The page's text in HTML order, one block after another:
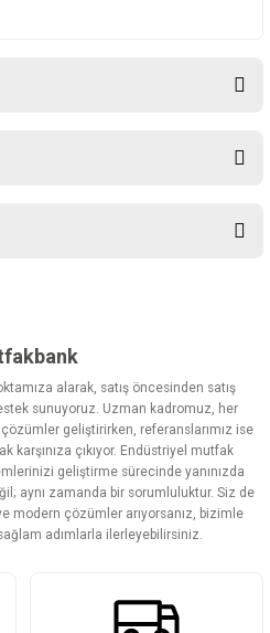
ederiz.
görüntülenemiyor.
bulunuyor.
pahalı.
olmalı.
alarak, satış öncesinden satış
sunuyoruz. Uzman kadromuz, her
geliştirirken, referanslarımız ise
karşınıza çıkıyor. Endüstriyel mutfak
geliştirme sürecinde yanınızda
aynı zamanda bir sorumluluktur. Siz de
modern çözümler arıyorsanız, bizimle
adımlarla ilerleyebilirsiniz.